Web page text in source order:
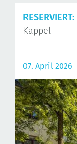
RESERVIERT:
Kappel
07. April 2026